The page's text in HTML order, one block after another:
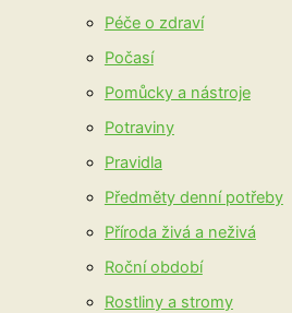
Péče o zdraví
Počasí
Pomůcky a nástroje
Potraviny
Pravidla
Předměty denní potřeby
Příroda živá a neživá
Roční období
Rostliny a stromy